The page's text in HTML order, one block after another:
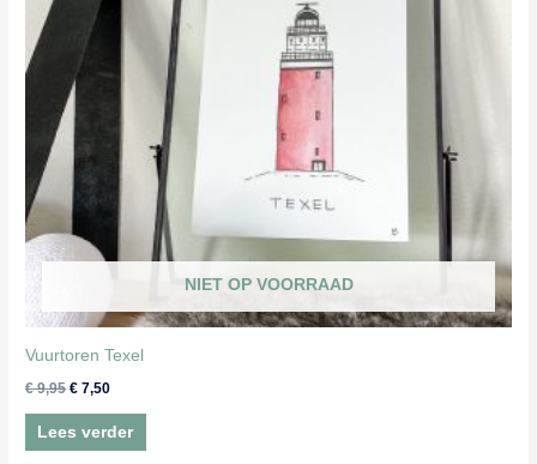
NIET OP VOORRAAD
Vuurtoren Texel
€9,95 Oorspronkelijke
was:
€ 7,50Huidige
is:
Lees verder